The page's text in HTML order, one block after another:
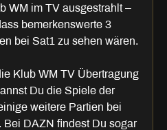
WM im TV ausgestrahlt –
bemerkenswerte 3
bei Sat1 zu sehen wären.
Klub WM TV Übertragung
Du die Spiele der
weitere Partien bei
Bei DAZN findest Du sogar